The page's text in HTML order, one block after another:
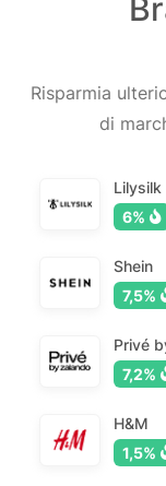
Risparmia
di
Lilysilk
6%
Shein
7,5%
Privé
7,2%
H&M
1,5%